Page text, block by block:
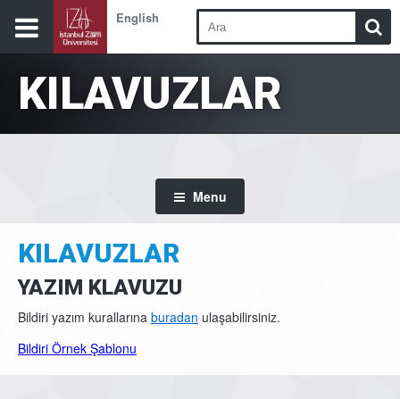
English
KILAVUZLAR
Menu
KILAVUZLAR
YAZIM KLAVUZU
Bildiri yazım kurallarına buradan ulaşabilirsiniz.
Bildiri Örnek Şablonu